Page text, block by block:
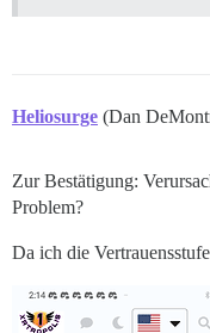
Heliosurge (Dan
Zur Bestätigung:
Problem?
Da ich die